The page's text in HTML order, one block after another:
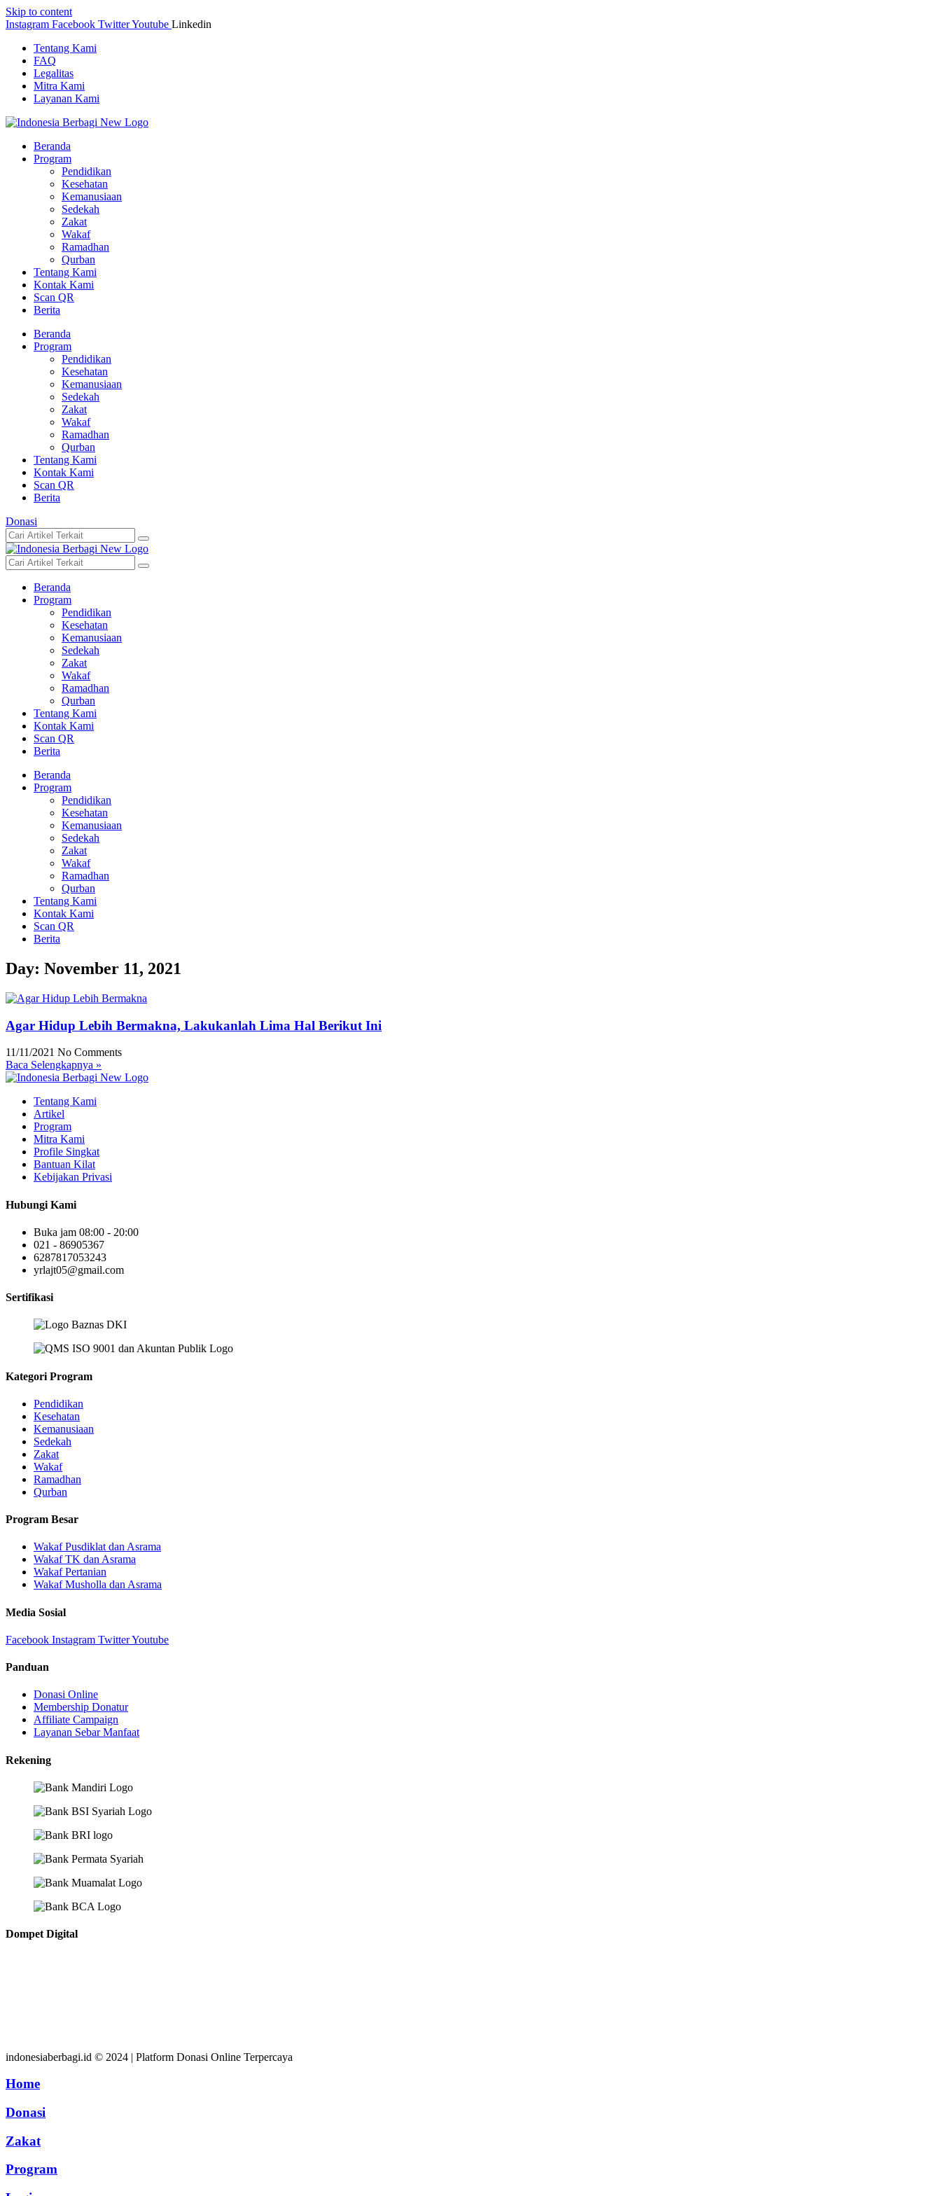
Skip to content
Instagram Facebook TwitterYoutube Linkedin
Tentang Kami
FAQ
Legalitas
Mitra Kami
Layanan Kami
Beranda
Program
Pendidikan
Kesehatan
Kemanusiaan
Sedekah
Zakat
Wakaf
Ramadhan
Qurban
Tentang Kami
Kontak Kami
Scan QR
Berita
Beranda
Program
Pendidikan
Kesehatan
Kemanusiaan
Sedekah
Zakat
Wakaf
Ramadhan
Qurban
Tentang Kami
Kontak Kami
Scan QR
Berita
Donasi
Beranda
Program
Pendidikan
Kesehatan
Kemanusiaan
Sedekah
Zakat
Wakaf
Ramadhan
Qurban
Tentang Kami
Kontak Kami
Scan QR
Berita
Beranda
Program
Pendidikan
Kesehatan
Kemanusiaan
Sedekah
Zakat
Wakaf
Ramadhan
Qurban
Tentang Kami
Kontak Kami
Scan QR
Berita
Day: November 11, 2021
Agar Hidup Lebih Bermakna, Lakukanlah Lima Hal Berikut Ini
11/11/2021 No Comments
Baca Selengkapnya »
Tentang Kami
Artikel
Program
Mitra Kami
Profile Singkat
Bantuan Kilat
Kebijakan Privasi
Hubungi Kami
Buka jam 08:00 - 20:00
021 - 86905367
6287817053243
yrlajt05@gmail.com
Sertifikasi
Kategori Program
Pendidikan
Kesehatan
Kemanusiaan
Sedekah
Zakat
Wakaf
Ramadhan
Qurban
Program Besar
Wakaf Pusdiklat dan Asrama
Wakaf TK dan Asrama
Wakaf Pertanian
Wakaf Musholla dan Asrama
Media Sosial
Facebook Instagram TwitterYoutube
Panduan
Donasi Online
Membership Donatur
Affiliate Campaign
Layanan Sebar Manfaat
Rekening
Dompet Digital
indonesiaberbagi.id © 2024 | Platform Donasi Online Terpercaya
Home
Donasi
Zakat
Program